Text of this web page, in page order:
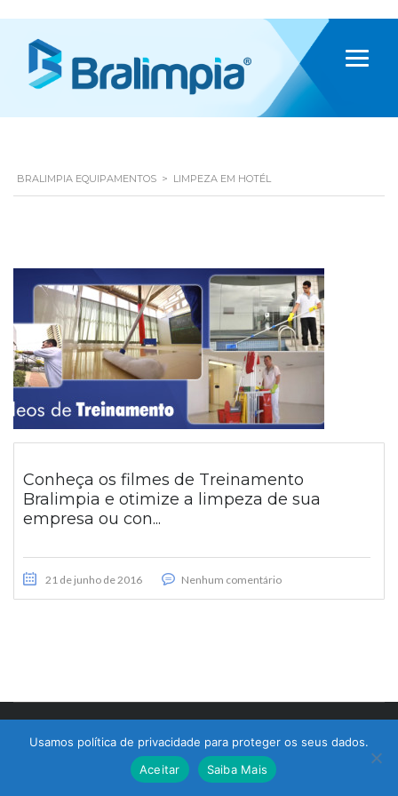
BRALIMPIA EQUIPAMENTOS > LIMPEZA EM HOTÉL
Conheça os filmes de Treinamento
Bralimpia e otimize a limpeza de sua
empresa ou con...
21 de junho de 2016 Nenhum comentário
Usamos política de privacidade para proteger os seus dados.
Aceitar
Saiba Mais
Atendimento